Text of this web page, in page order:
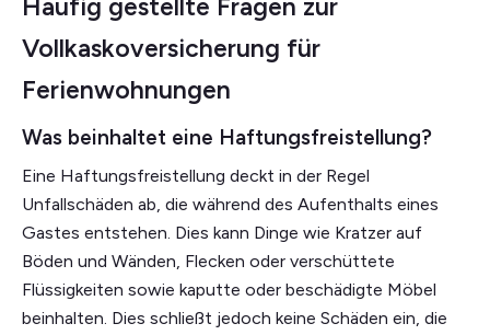
Häufig gestellte Fragen zur
Vollkaskoversicherung für
Ferienwohnungen
Was beinhaltet eine Haftungsfreistellung?
Eine Haftungsfreistellung deckt in der Regel
Unfallschäden ab, die während des Aufenthalts eines
Gastes entstehen. Dies kann Dinge wie Kratzer auf
Böden und Wänden, Flecken oder verschüttete
Flüssigkeiten sowie kaputte oder beschädigte Möbel
beinhalten. Dies schließt jedoch keine Schäden ein, die